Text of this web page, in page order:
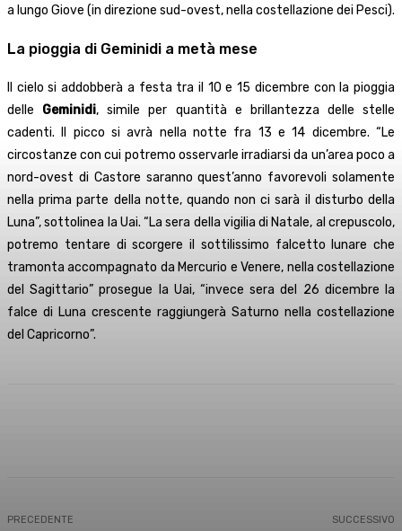
a lungo Giove (in direzione sud-ovest, nella costellazione dei Pesci).
La pioggia di Geminidi a metà mese
Il cielo si addobberà a festa tra il 10 e 15 dicembre con la pioggia
delle Geminidi, simile per quantità e brillantezza delle stelle
cadenti. Il picco si avrà nella notte fra 13 e 14 dicembre. “Le
circostanze con cui potremo osservarle irradiarsi da un’area poco a
nord-ovest di Castore saranno quest’anno favorevoli solamente
nella prima parte della notte, quando non ci sarà il disturbo della
Luna”, sottolinea la Uai. “La sera della vigilia di Natale, al crepuscolo,
potremo tentare di scorgere il sottilissimo falcetto lunare che
tramonta accompagnato da Mercurio e Venere, nella costellazione
del Sagittario” prosegue la Uai, “invece sera del 26 dicembre la
falce di Luna crescente raggiungerà Saturno nella costellazione
del Capricorno”.
PRECEDENTE SUCCESSIVO